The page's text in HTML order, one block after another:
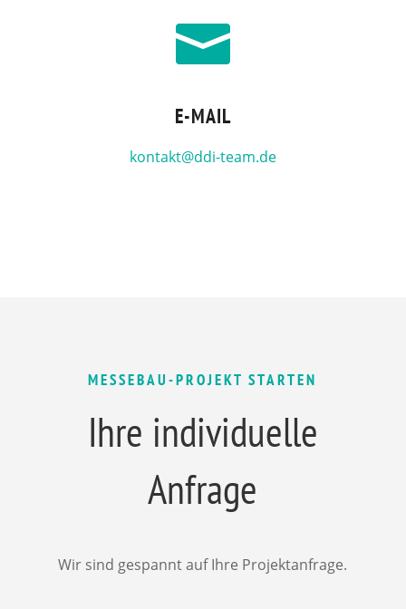

E-MAIL
kontakt@ddi-team.de
MESSEBAU-PROJEKT STARTEN
Ihre individuelle
Anfrage
Wir sind gespannt auf Ihre Projektanfrage.